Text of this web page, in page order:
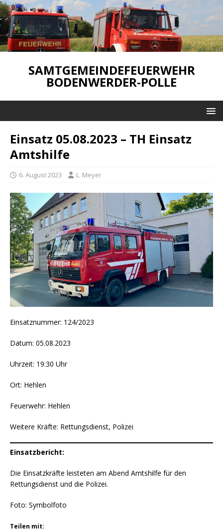
SAMTGEMEINDEFEUERWEHR
BODENWERDER-POLLE
Einsatz 05.08.2023 – TH Einsatz
Amtshilfe
6. August 2023 L. Meyer
Einsatznummer: 124/2023
Datum: 05.08.2023
Uhrzeit: 19:30 Uhr
Ort: Hehlen
Feuerwehr: Hehlen
Weitere Kräfte: Rettungsdienst, Polizei
Einsatzbericht:
Die Einsatzkräfte leisteten am Abend Amtshilfe für den
Rettungsdienst und die Polizei.
Foto: Symbolfoto
Teilen mit: